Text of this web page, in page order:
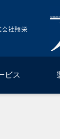
社翔栄
ビス